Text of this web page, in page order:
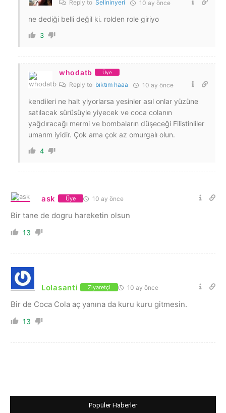
Reply to Selininyeri 10 ay önce
ne dediği belli değil ki. rolden role giriyo
3
whodatb Üye
Reply to bıktım haaa 10 ay önce
kendileri ne halt yiyorlarsa yesinler asıl onlar yüzüne
satılacak sürüsüyle yiyecek ve coca colanın
yağdıracağı mermi ve bombaların düşeceği Filistinliler
umarım iyidir. Çok ama çok az omurgalı olun.
4
ask Üye 10 ay önce
Bir tane de dogru hareketin olsun
13
Lolasanti Ziyaretçi 10 ay önce
Bir de Coca Cola aç yanına da kuru kuru gitmesin.
13
Popüler Haberler